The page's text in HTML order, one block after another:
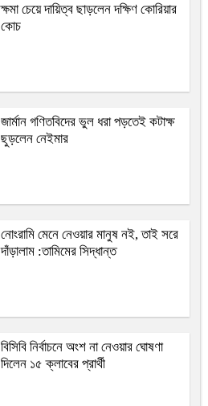
ক্ষমা চেয়ে দায়িত্ব ছাড়লেন দক্ষিণ কোরিয়ার
কোচ
জার্মান গণিতবিদের ভুল ধরা পড়তেই কটাক্ষ
ছুড়লেন নেইমার
নোংরামি মেনে নেওয়ার মানুষ নই, তাই সরে
দাঁড়ালাম :তামিমের সিদ্ধান্ত
বিসিবি নির্বাচনে অংশ না নেওয়ার ঘোষণা
দিলেন ১৫ ক্লাবের প্রার্থী